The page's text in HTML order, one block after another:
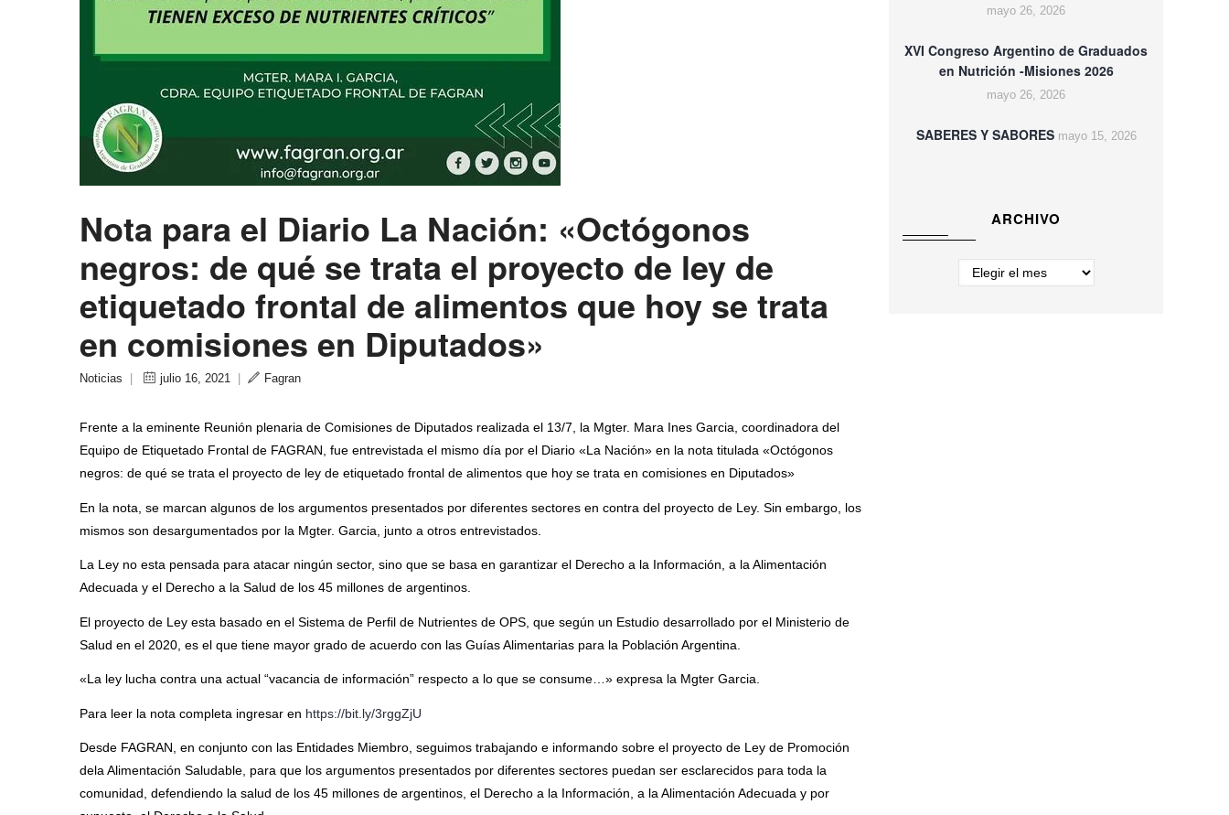
Nota para el Diario La Nación: «Octógonos
negros: de qué se trata el proyecto de ley de
etiquetado frontal de alimentos que hoy se trata
en comisiones en Diputados»
Noticias julio 16, 2021 Fagran
Frente a la eminente Reunión plenaria de Comisiones de Diputados realizada el 13/7, la Mgter. Mara Ines Garcia, coordinadora del
Equipo de Etiquetado Frontal de FAGRAN, fue entrevistada el mismo día por el Diario «La Nación» en la nota titulada «Octógonos
negros: de qué se trata el proyecto de ley de etiquetado frontal de alimentos que hoy se trata en comisiones en Diputados»
En la nota, se marcan algunos de los argumentos presentados por diferentes sectores en contra del proyecto de Ley. Sin embargo, los
mismos son desargumentados por la Mgter. Garcia, junto a otros entrevistados.
La Ley no esta pensada para atacar ningún sector, sino que se basa en garantizar el Derecho a la Información, a la Alimentación
Adecuada y el Derecho a la Salud de los 45 millones de argentinos.
El proyecto de Ley esta basado en el Sistema de Perfil de Nutrientes de OPS, que según un Estudio desarrollado por el Ministerio de
Salud en el 2020, es el que tiene mayor grado de acuerdo con las Guías Alimentarias para la Población Argentina.
«La ley lucha contra una actual “vacancia de información” respecto a lo que se consume…» expresa la Mgter Garcia.
Para leer la nota completa ingresar en https://bit.ly/3rggZjU
Desde FAGRAN, en conjunto con las Entidades Miembro, seguimos trabajando e informando sobre el proyecto de Ley de Promoción
dela Alimentación Saludable, para que los argumentos presentados por diferentes sectores puedan ser esclarecidos para toda la
comunidad, defendiendo la salud de los 45 millones de argentinos, el Derecho a la Información, a la Alimentación Adecuada y por
mayo 26, 2026
XVI Congreso Argentino de Graduados
en Nutrición -Misiones 2026
mayo 26, 2026
SABERES Y SABORES mayo 15, 2026
ARCHIVO
Archivo